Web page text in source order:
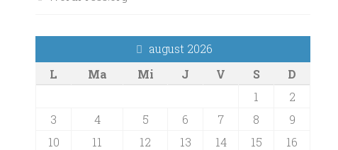
august 2026
L
Ma Mi J V S
D
1
2
3
4 5 6 7 8
9
10
11 12 13 14 15
16